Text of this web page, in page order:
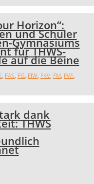
Horizon“:
und Schüler
Gymnasiums
für THWS-
auf die Beine
, FAS, FG, FIW, FKV, FM, FWI,
dank
THWS